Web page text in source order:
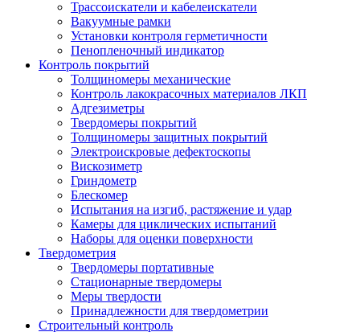
Трассоискатели и кабелеискатели
Вакуумные рамки
Установки контроля герметичности
Пенопленочный индикатор
Контроль покрытий
Толщиномеры механические
Контроль лакокрасочных материалов ЛКП
Адгезиметры
Твердомеры покрытий
Толщиномеры защитных покрытий
Электроискровые дефектоскопы
Вискозиметр
Гриндометр
Блескомер
Испытания на изгиб, растяжение и удар
Камеры для циклических испытаний
Наборы для оценки поверхности
Твердометрия
Твердомеры портативные
Стационарные твердомеры
Меры твердости
Принадлежности для твердометрии
Строительный контроль